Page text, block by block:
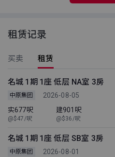
租赁记录
买卖 租赁
名城 1期 1座 低层 NA室 3房
中原集团
2026-08-05
实677呎
@$47/呎
建901呎
@$36/呎
名城 1期 1座 低层 SB室 3房
中原集团 2026-08-01